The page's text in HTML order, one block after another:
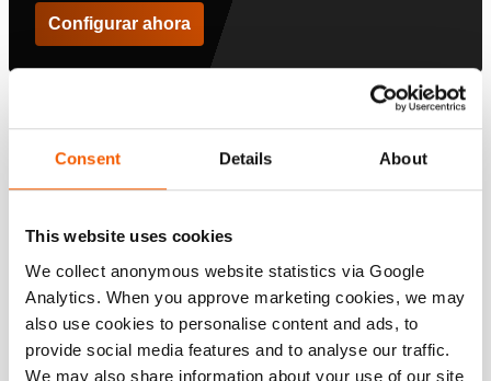
Consent Details About
This website uses cookies
We collect anonymous website statistics via Google
Analytics. When you approve marketing cookies, we may
also use cookies to personalise content and ads, to
provide social media features and to analyse our traffic.
We may also share information about your use of our site
Configurar ahora
Especificaciones básicas
modelo Ø 60 - bombas PA 18/38/58